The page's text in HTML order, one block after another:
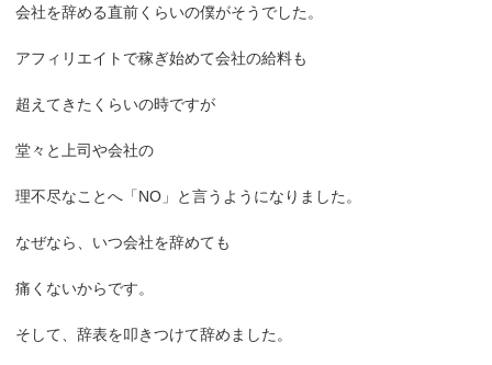
会社を辞める直前くらいの僕がそうでした。
アフィリエイトで稼ぎ始めて会社の給料も
超えてきたくらいの時ですが
堂々と上司や会社の
理不尽なことへ「NO」と言うようになりました。
なぜなら、いつ会社を辞めても
痛くないからです。
そして、辞表を叩きつけて辞めました。